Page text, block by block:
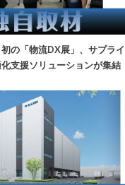
初の「物流DX展」、サプライ
支援ソリューションが集結